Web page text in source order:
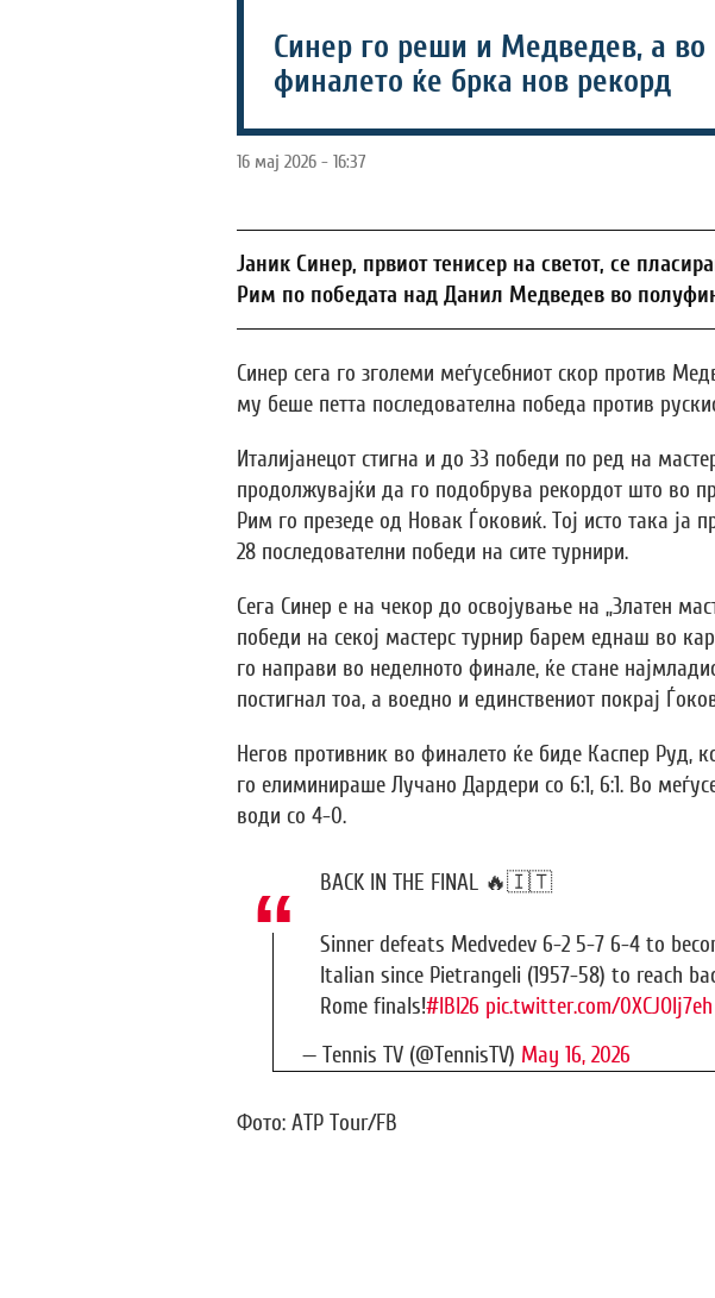
Синер го реши и Медведев, а во
финалето ќе брка нов рекорд
16 мај 2026 - 16:37
Јаник Синер, првиот тенисер на светот, се
Рим по победата над Данил Медведев во
Синер сега го зголеми меѓусебниот скор против
му беше петта последователна победа против
Италијанецот стигна и до 33 победи по ред на
продолжувајќи да го подобрува рекордот што во
Рим го презеде од Новак Ѓоковиќ. Тој исто така ја
28 последователни победи на сите турнири.
Сега Синер е на чекор до освојување на „Златен
победи на секој мастерс турнир барем еднаш во
го направи во неделното финале, ќе стане
постигнал тоа, а воедно и единствениот покрај
Негов противник во финалето ќе биде Каспер Руд,
го елиминираше Лучано Дардери со 6:1, 6:1. Во
води со 4-0.
BACK IN THE FINAL 🔥🇮🇹
Sinner defeats Medvedev 6-2 5-7 6-4 to
Italian since Pietrangeli (1957-58) to reach
Rome finals!#IBI26 pic.twitter.com/0XCJOIj7eh
— Tennis TV (@TennisTV) May 16, 2026
Фото: ATP Tour/FB